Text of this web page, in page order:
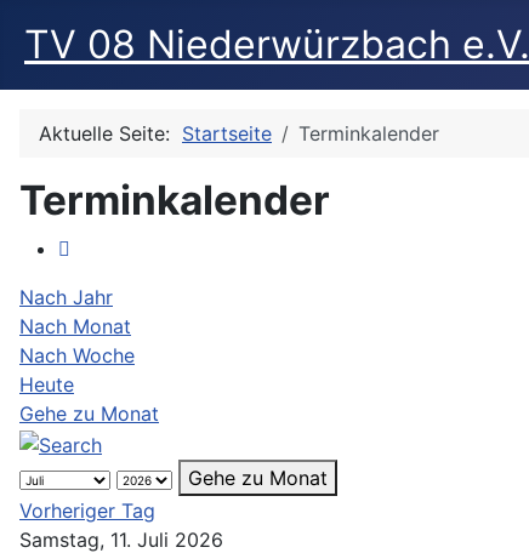
TV 08 Niederwürzbach e.V.
Aktuelle Seite: Startseite Terminkalender
Terminkalender
Nach Jahr
Nach Monat
Nach Woche
Heute
Gehe zu Monat
Gehe zu Monat
Vorheriger Tag
Samstag, 11. Juli 2026